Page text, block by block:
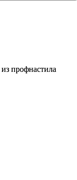
профнастила